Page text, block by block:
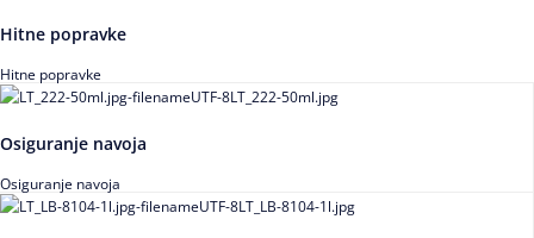
Hitne popravke
Hitne popravke
Osiguranje navoja
Osiguranje navoja